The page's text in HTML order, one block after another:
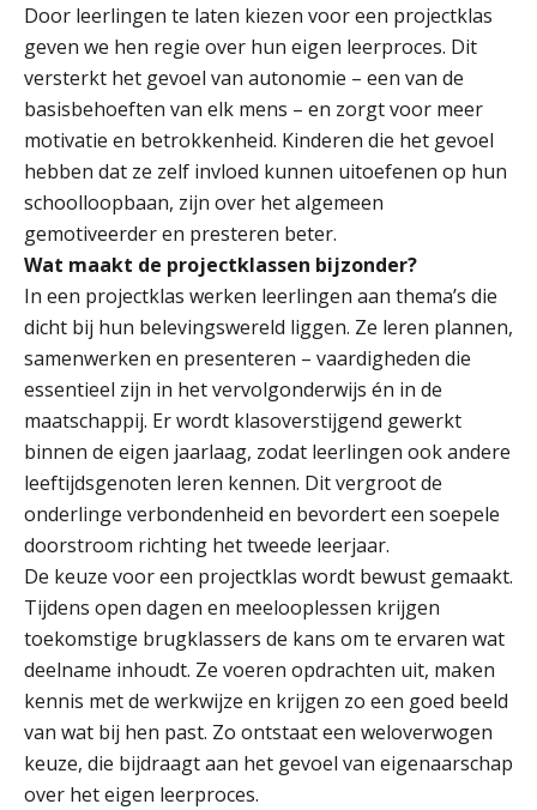
WELKOM
SCHOOL
GIDS ZERMELO
Door leerlingen te laten kiezen voor een projectklas
geven we hen regie over hun eigen leerproces. Dit
versterkt het gevoel van autonomie – een van de
basisbehoeften van elk mens – en zorgt voor meer
motivatie en betrokkenheid. Kinderen die het gevoel
hebben dat ze zelf invloed kunnen uitoefenen op hun
schoolloopbaan, zijn over het algemeen
gemotiveerder en presteren beter.
Wat maakt de projectklassen bijzonder?
In een projectklas werken leerlingen aan thema’s die
dicht bij hun belevingswereld liggen. Ze leren plannen,
samenwerken en presenteren – vaardigheden die
essentieel zijn in het vervolgonderwijs én in de
maatschappij. Er wordt klasoverstijgend gewerkt
binnen de eigen jaarlaag, zodat leerlingen ook andere
leeftijdsgenoten leren kennen. Dit vergroot de
onderlinge verbondenheid en bevordert een soepele
doorstroom richting het tweede leerjaar.
De keuze voor een projectklas wordt bewust gemaakt.
Tijdens open dagen en meelooplessen krijgen
toekomstige brugklassers de kans om te ervaren wat
deelname inhoudt. Ze voeren opdrachten uit, maken
kennis met de werkwijze en krijgen zo een goed beeld
van wat bij hen past. Zo ontstaat een weloverwogen
keuze, die bijdraagt aan het gevoel van eigenaarschap
over het eigen leerproces.